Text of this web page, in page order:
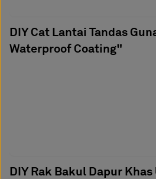
DIY Cat Lantai Tandas
Waterproof Coating"
DIY Rak Bakul Dapur